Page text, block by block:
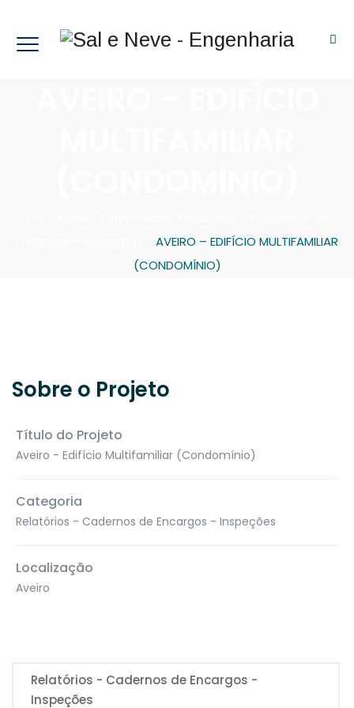
AVEIRO – EDIFÍCIO MULTIFAMILIAR
(CONDOMÍNIO)
Sobre o Projeto
Título do Projeto
Aveiro - Edifício Multifamiliar (Condomínio)
Categoria
Relatórios - Cadernos de Encargos - Inspeções
Localização
Aveiro
Relatórios - Cadernos de Encargos -
Inspeções